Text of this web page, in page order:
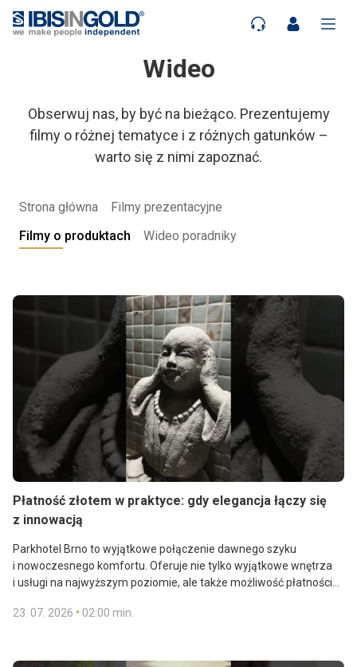
Wideo
Obserwuj nas, by być na bieżąco. Prezentujemy
filmy o różnej tematyce i z różnych gatunków –
warto się z nimi zapoznać.
Strona główna
Filmy prezentacyjne
Filmy o produktach
Wideo poradniky
Płatność złotem w praktyce: gdy elegancja łączy się
z innowacją
Parkhotel Brno to wyjątkowe połączenie dawnego szyku
i nowoczesnego komfortu. Oferuje nie tylko wyjątkowe wnętrza
i usługi na najwyższym poziomie, ale także możliwość płatności
firmowe. Tutaj dzięki systemowi InGold PAY
23. 07. 2026 • 02:00 min.